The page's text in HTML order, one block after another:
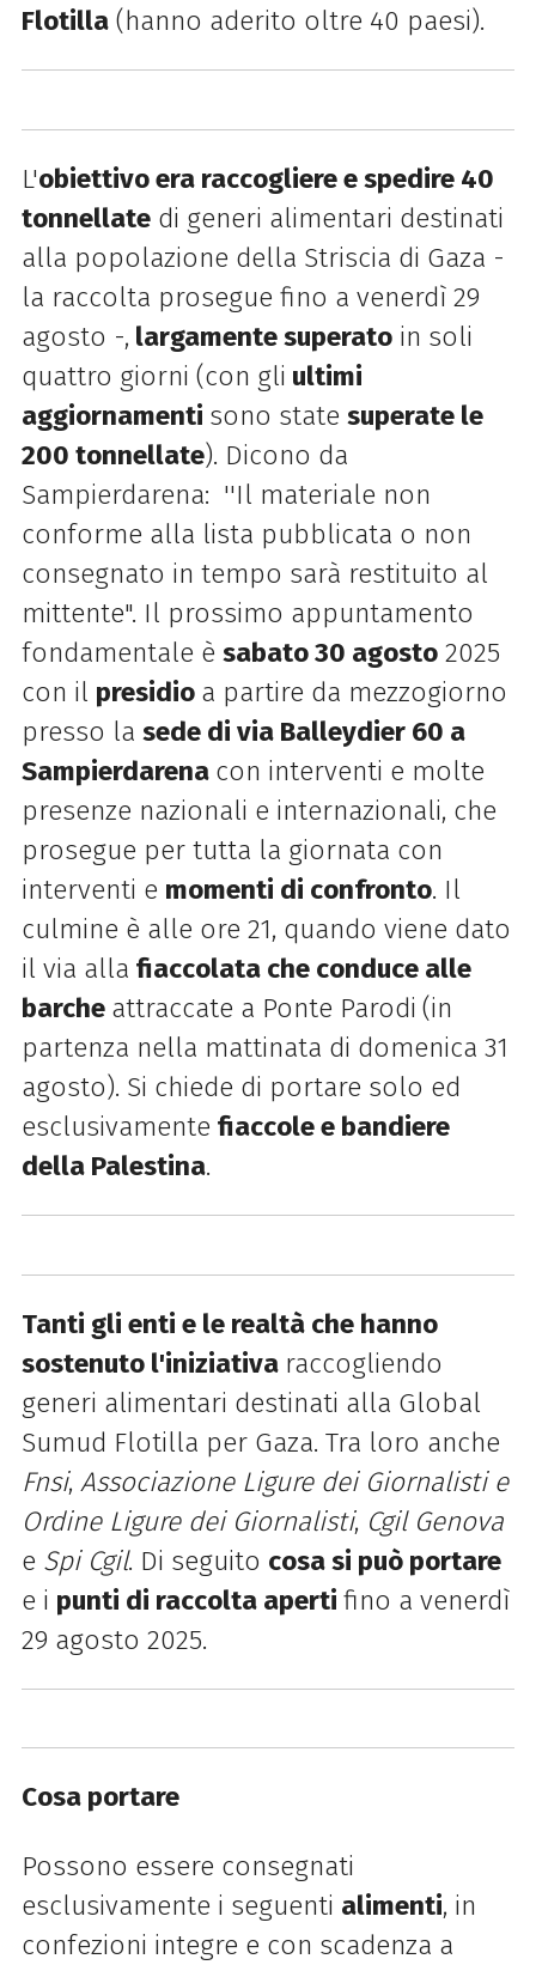
Flotilla(hanno aderito oltre 40 paesi).
L'obiettivo era raccogliere e spedire 40
tonnellatedi generi alimentari destinati
alla popolazione della Striscia di Gaza -
la raccolta prosegue fino a venerdì 29
agosto -, largamente superatoin soli
quattro giorni (con gli ultimi
aggiornamenti sono state superate le
200 tonnellate). Dicono da
Sampierdarena: ''Il materiale non
conforme alla lista pubblicata o non
consegnato in tempo sarà restituito al
mittente". Il prossimo appuntamento
fondamentale è sabato 30 agosto2025
con il presidio a partire da mezzogiorno
presso la sede di via Balleydier 60 a
Sampierdarena con interventi e molte
presenze nazionali e internazionali, che
prosegue per tutta la giornata con
interventi e momenti di confronto. Il
culmine è alle ore 21, quando viene dato
il via alla fiaccolata che conduce alle
barche attraccate a Ponte Parodi (in
partenza nella mattinata di domenica 31
agosto). Si chiede di portare solo ed
esclusivamente fiaccole e bandiere
della Palestina.
Tanti gli enti e le realtà che hanno
sostenuto l'iniziativa raccogliendo
generi alimentari destinati alla Global
Sumud Flotilla per Gaza. Tra loro anche
Fnsi, Associazione Ligure dei Giornalisti e
Ordine Ligure dei Giornalisti, Cgil Genova
e Spi Cgil. Di seguito cosa si può portare
e i punti di raccolta aperti fino a venerdì
29 agosto 2025.
Cosa portare
Possono essere consegnati
esclusivamente i seguenti alimenti, in
confezioni integre e con scadenza a